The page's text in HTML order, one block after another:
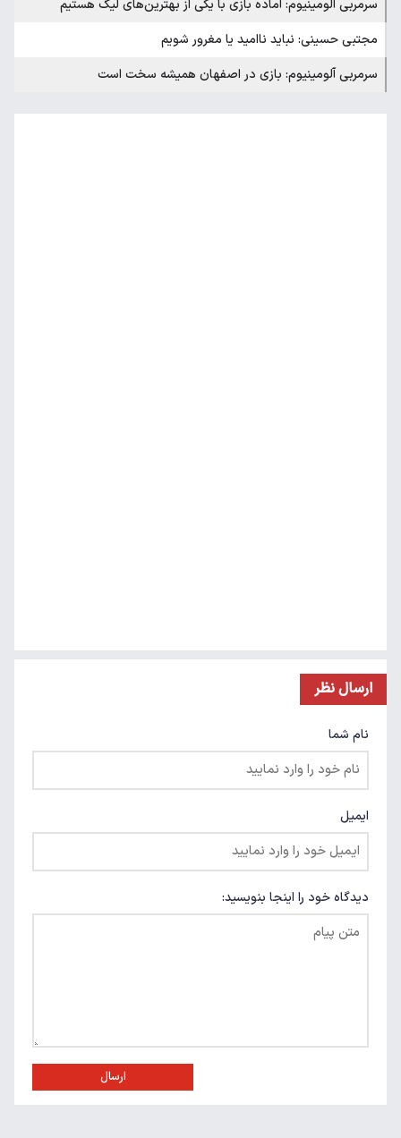
سرمربی آلومینیوم: آماده بازی با یکی از بهترین‌های لیگ هستیم
مجتبی حسینی: نباید ناامید یا مغرور شویم
سرمربی آلومینیوم: بازی در اصفهان همیشه سخت است
ارسال نظر
نام شما
ایمیل
دیدگاه خود را اینجا بنویسید:
ارسال